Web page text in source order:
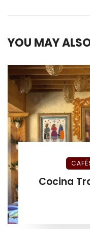
YOU MAY
Cocina